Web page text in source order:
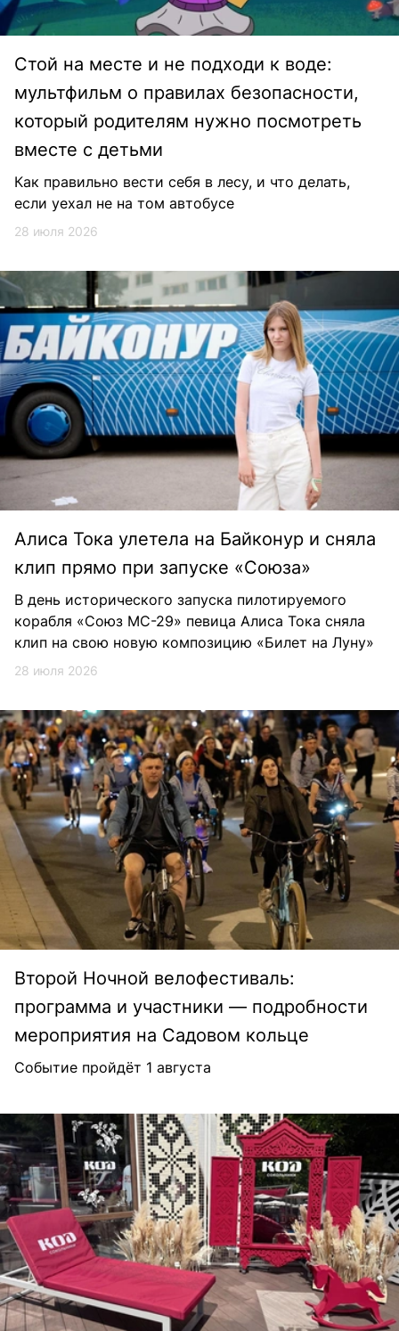
Стой на месте и не подходи к воде:
мультфильм о правилах безопасности,
который родителям нужно посмотреть
вместе с детьми
Как правильно вести себя в лесу, и что делать,
если уехал не на том автобусе
28 июля 2026
Алиса Тока улетела на Байконур и сняла
клип прямо при запуске «Союза»
В день исторического запуска пилотируемого
корабля «Союз МС-29» певица Алиса Тока сняла
клип на свою новую композицию «Билет на Луну»
28 июля 2026
Второй Ночной велофестиваль:
программа и участники — подробности
мероприятия на Садовом кольце
Событие пройдёт 1 августа